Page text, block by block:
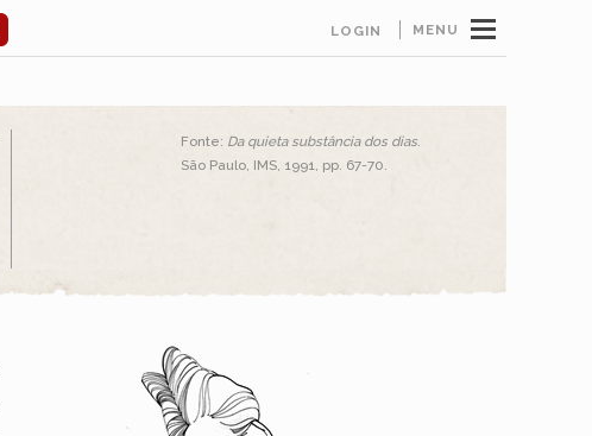
MENU
LOGIN
Fonte: Da quieta substância dos dias
São Paulo, IMS, 1991, pp. 67-70.